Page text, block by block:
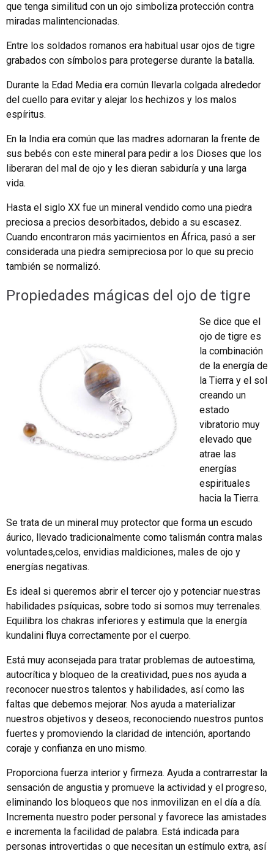
que tenga similitud con un ojo simboliza protección contra
miradas malintencionadas.
Entre los soldados romanos era habitual usar ojos de tigre
grabados con símbolos para protegerse durante la batalla.
Durante la Edad Media era común llevarla colgada alrededor
del cuello para evitar y alejar los hechizos y los malos
espíritus.
En la India era común que las madres adornaran la frente de
sus bebés con este mineral para pedir a los Dioses que los
liberaran del mal de ojo y les dieran sabiduría y una larga
vida.
Hasta el siglo XX fue un mineral vendido como una piedra
preciosa a precios desorbitados, debido a su escasez.
Cuando encontraron más yacimientos en África, pasó a ser
considerada una piedra semipreciosa por lo que su precio
también se normalizó.
Propiedades mágicas del ojo de tigre
Se dice que el
ojo de tigre es
la combinación
de la energía de
la Tierra y el sol
creando un
estado
vibratorio muy
elevado que
atrae las
energías
espirituales
hacia la Tierra.
Se trata de un mineral muy protector que forma un escudo
áurico, llevado tradicionalmente como talismán contra malas
voluntades,celos, envidias maldiciones, males de ojo y
energías negativas.
Es ideal si queremos abrir el tercer ojo y potenciar nuestras
habilidades psíquicas, sobre todo si somos muy terrenales.
Equilibra los chakras inferiores y estimula que la energía
kundalini fluya correctamente por el cuerpo.
Está muy aconsejada para tratar problemas de autoestima,
autocrítica y bloqueo de la creatividad, pues nos ayuda a
reconocer nuestros talentos y habilidades, así como las
faltas que debemos mejorar. Nos ayuda a materializar
nuestros objetivos y deseos, reconociendo nuestros puntos
fuertes y promoviendo la claridad de intención, aportando
coraje y confianza en uno mismo.
Proporciona fuerza interior y firmeza. Ayuda a contrarrestar la
sensación de angustia y promueve la actividad y el progreso,
eliminando los bloqueos que nos inmovilizan en el día a día.
Incrementa nuestro poder personal y favorece las amistades
e incrementa la facilidad de palabra. Está indicada para
personas introvertidas o que necesitan un estímulo extra, así